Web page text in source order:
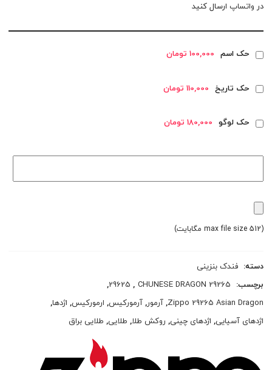
در واتساپ ارسال کنید
حک اسم 100,000 تومان
حک تاریخ 110,000 تومان
حک لوگو 180,000 تومان
(max file size 512 مگابایت)
دسته: فندک بنزینی
برچسب:
29265 CHUNESE DRAGON
,
29625
,
Zippo 29265 Asian Dragon
,آرمور,آرمورکیس, ارمورکیس, اژدها,
اژدهای آسیایی, اژدهای چینی, روکش طلا, طلایی, طلایی براق